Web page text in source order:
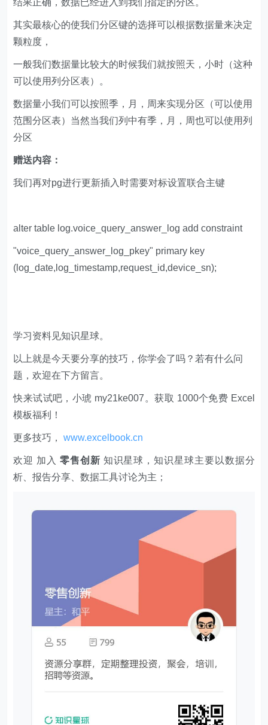
结果正确，数据已经进入到我们指定的分区。
其实最核心的使我们分区键的选择可以根据数据量来决定
颗粒度，
一般我们数据量比较大的时候我们就按照天，小时（这种
可以使用列分区表）。
数据量小我们可以按照季，月，周来实现分区（可以使用
范围分区表）当然当我们列中有季，月，周也可以使用列
分区
赠送内容：
我们再对pg进行更新插入时需要对标设置联合主键
alter table log.voice_query_answer_log add constraint
"voice_query_answer_log_pkey" primary key
(log_date,log_timestamp,request_id,device_sn);
学习资料见知识星球。
以上就是今天要分享的技巧，你学会了吗？若有什么问
题，欢迎在下方留言。
快来试试吧，小琥 my21ke007。获取 1000个免费 Excel
模板福利​​​​！
更多技巧，www.excelbook.cn
欢迎 加入 零售创新 知识星球，知识星球主要以数据分
析、报告分享、数据工具讨论为主；